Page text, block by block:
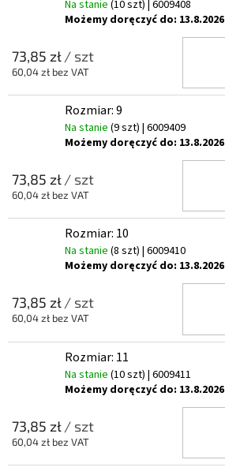
Na stanie (10 szt) | 6009408
Możemy doręczyć do: 13.8.2026
73,85 zł/ szt
60,04 zł bez VAT
Rozmiar: 9
Na stanie (9 szt) | 6009409
Możemy doręczyć do: 13.8.2026
73,85 zł/ szt
60,04 zł bez VAT
Rozmiar: 10
Na stanie (8 szt) | 6009410
Możemy doręczyć do: 13.8.2026
73,85 zł/ szt
60,04 zł bez VAT
Rozmiar: 11
Na stanie (10 szt) | 6009411
Możemy doręczyć do: 13.8.2026
73,85 zł/ szt
60,04 zł bez VAT